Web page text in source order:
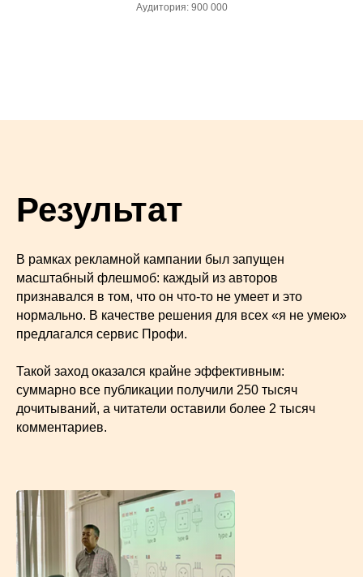
Аудитория: 900 000
Результат
В рамках рекламной кампании был запущен
масштабный флешмоб: каждый из авторов
признавался в том, что он что-то не умеет и это
нормально. В качестве решения для всех «я не умею»
предлагался сервис Профи.
Такой заход оказался крайне эффективным:
суммарно все публикации получили 250 тысяч
дочитываний, а читатели оставили более 2 тысяч
комментариев.